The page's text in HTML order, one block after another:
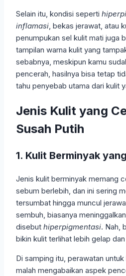
Selain itu, kondisi seperti
inflamasi, bekas jerawat, atau
penumpukan sel kulit mati juga
tampilan warna kulit yang
sebabnya, meskipun kamu
pencerah, hasilnya bisa tetap
tahu penyebab utama dari kulit
Jenis Kulit yang
Susah Putih
1. Kulit Berminyak
Jenis kulit berminyak memang
sebum berlebih, dan ini sering
tersumbat hingga muncul
sembuh, biasanya
disebut hiperpigmentasi. Nah,
bikin kulit terlihat lebih gelap
Di samping itu, perawatan
malah mengabaikan aspek